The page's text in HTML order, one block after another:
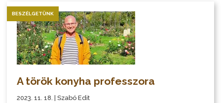
BESZÉLGETÜNK
A török konyha professzora
2023. 11. 18. | Szabó Edit